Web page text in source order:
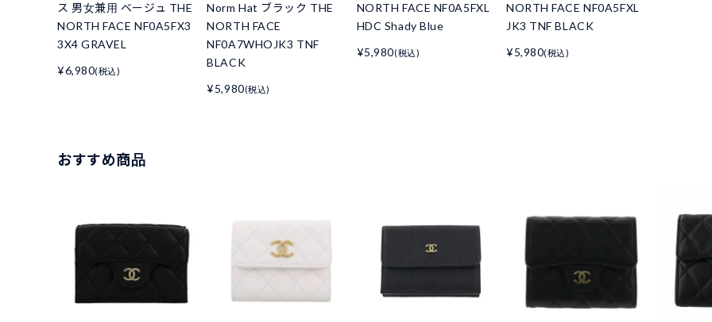
ス 男女兼用 ベージュ THE
NORTH FACE NF0A5FX3
3X4 GRAVEL
¥6,980(税込)
Norm Hat ブラック THE
NORTH FACE
NF0A7WHOJK3 TNF
BLACK
¥5,980(税込)
NORTH FACE NF0A5FXL
HDC Shady Blue
¥5,980(税込)
NORTH FACE NF0A5FXL
JK3 TNF BLACK
¥5,980(税込)
おすすめ商品